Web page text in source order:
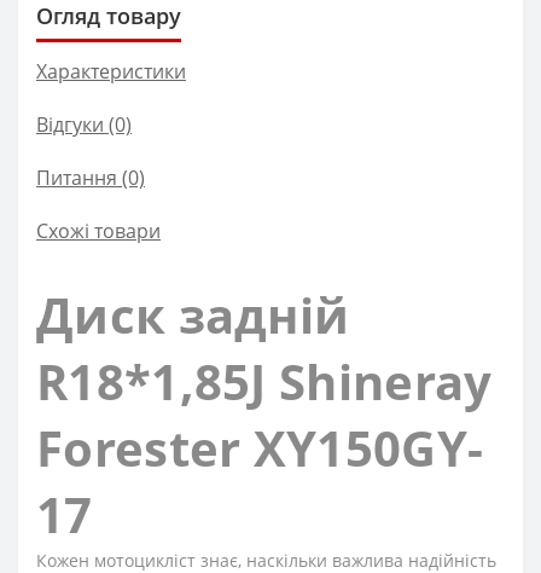
Огляд товару
Характеристики
Відгуки (0)
Питання (0)
Схожі товари
Диск задній
R18*1,85J Shineray
Forester XY150GY-
17
Кожен мотоцикліст знає, наскільки важлива надійність